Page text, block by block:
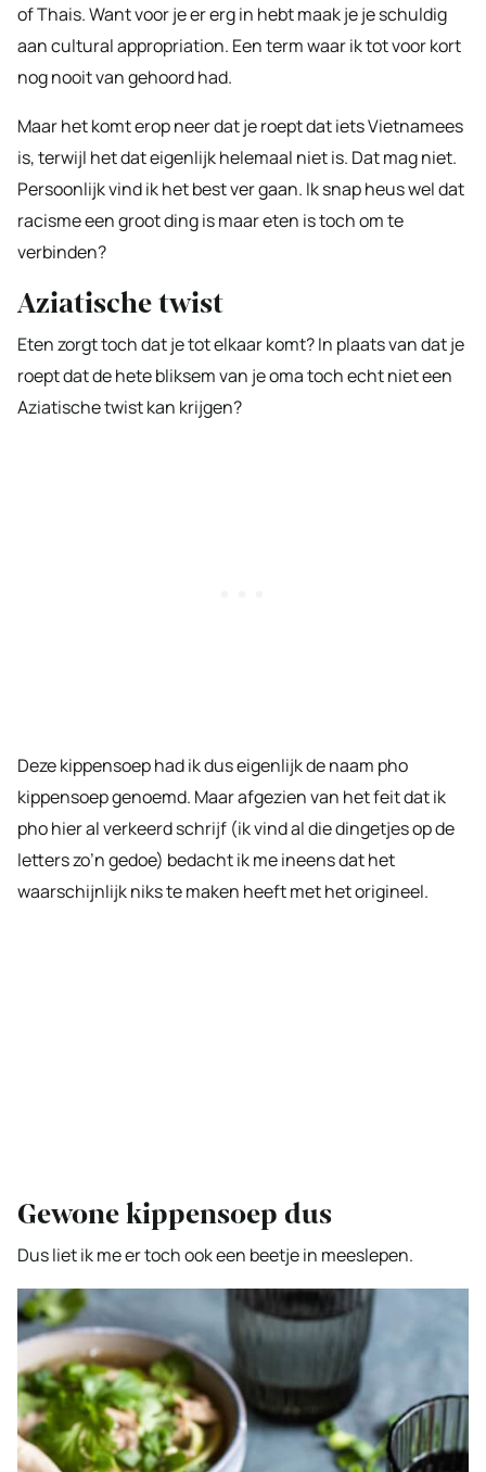
of Thais. Want voor je er erg in hebt maak je je schuldig
aan cultural appropriation. Een term waar ik tot voor kort
nog nooit van gehoord had.
Maar het komt erop neer dat je roept dat iets Vietnamees
is, terwijl het dat eigenlijk helemaal niet is. Dat mag niet.
Persoonlijk vind ik het best ver gaan. Ik snap heus wel dat
racisme een groot ding is maar eten is toch om te
verbinden?
Aziatische twist
Eten zorgt toch dat je tot elkaar komt? In plaats van dat je
roept dat de hete bliksem van je oma toch echt niet een
Aziatische twist kan krijgen?
Deze kippensoep had ik dus eigenlijk de naam pho
kippensoep genoemd. Maar afgezien van het feit dat ik
pho hier al verkeerd schrijf (ik vind al die dingetjes op de
letters zo’n gedoe) bedacht ik me ineens dat het
waarschijnlijk niks te maken heeft met het origineel.
Gewone kippensoep dus
Dus liet ik me er toch ook een beetje in meeslepen.